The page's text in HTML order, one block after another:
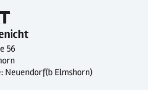
56
Elmshorn)